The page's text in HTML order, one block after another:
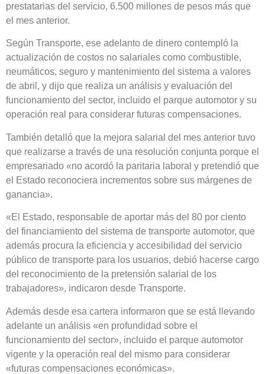
prestatarias del servicio, 6.500 millones de pesos más que
el mes anterior.
Según Transporte, ese adelanto de dinero contempló la
actualización de costos no salariales como combustible,
neumáticos, seguro y mantenimiento del sistema a valores
de abril, y dijo que realiza un análisis y evaluación del
funcionamiento del sector, incluido el parque automotor y su
operación real para considerar futuras compensaciones.
También detalló que la mejora salarial del mes anterior tuvo
que realizarse a través de una resolución conjunta porque el
empresariado «no acordó la paritaria laboral y pretendió que
el Estado reconociera incrementos sobre sus márgenes de
ganancia».
«El Estado, responsable de aportar más del 80 por ciento
del financiamiento del sistema de transporte automotor, que
además procura la eficiencia y accesibilidad del servicio
público de transporte para los usuarios, debió hacerse cargo
del reconocimiento de la pretensión salarial de los
trabajadores», indicaron desde Transporte.
Además desde esa cartera informaron que se está llevando
adelante un análisis «en profundidad sobre el
funcionamiento del sector», incluido el parque automotor
vigente y la operación real del mismo para considerar
«futuras compensaciones económicas».